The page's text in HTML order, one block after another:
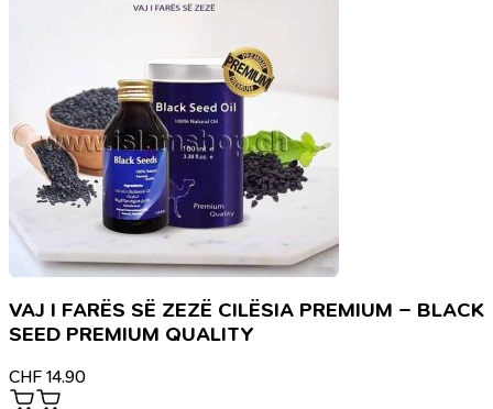
VAJ I FARËS SË ZEZË CILËSIA PREMIUM – BLACK
SEED PREMIUM QUALITY
CHF 14.90